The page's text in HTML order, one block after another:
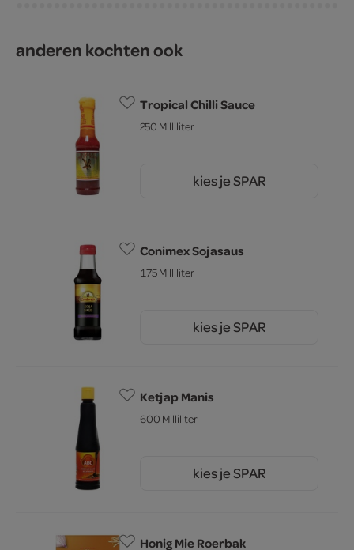
anderen kochten ook
Tropical Chilli Sauce
250 Milliliter
kies je SPAR
Conimex Sojasaus
175 Milliliter
kies je SPAR
Ketjap Manis
600 Milliliter
kies je SPAR
Honig Mie Roerbak